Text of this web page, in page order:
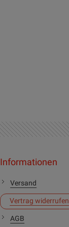
Informationen
Versand
Vertrag widerrufen
AGB